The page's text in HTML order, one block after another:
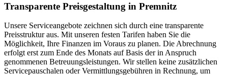
Transparente Preisgestaltung in Premnitz
Unsere Serviceangebote zeichnen sich durch eine transparente
Preisstruktur aus. Mit unseren festen Tarifen haben Sie die
Möglichkeit, Ihre Finanzen im Voraus zu planen. Die Abrechnung
erfolgt erst zum Ende des Monats auf Basis der in Anspruch
genommenen Betreuungsleistungen. Wir stellen keine zusätzlichen
Servicepauschalen oder Vermittlungsgebühren in Rechnung, um